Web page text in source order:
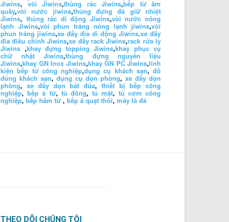
Jiwins, vòi Jiwins,thùng rác Jiwins,bếp từ âm
quầy,vòi nước jiwins,thùng đựng đá giữ nhiệt
Jiwins, thùng rác di động Jiwins,vòi nước nóng
lạnh Jiwins,vòi phun tráng nóng lạnh jiwins,vòi
phun tráng jiwins,xe đẩy đĩa di động Jiwins,xe đẩy
đĩa điều chỉnh Jiwins,xe đẩy rack Jiwins,rack rửa ly
Jiwins ,khay đựng topping Jiwins,khay phục vụ
chữ nhật Jiwins,thùng đựng nguyên liệu
Jiwins,khay GN Inox Jiwins,khay GN PC Jiwins,linh
kiện bếp từ công nghiệp,dụng cụ khách sạn, đồ
dùng khách sạn, dụng cụ dọn phòng, xe đẩy dọn
phòng, xe đẩy dọn bát đũa, thiết bị bếp công
nghiệp,bếp á từ, tủ đông,tủ mát, tủ cơm công
nghiệp, bếp hầm từ , bếp á quạt thổi, máy là đá
THEO DÕI CHÚNG TÔI